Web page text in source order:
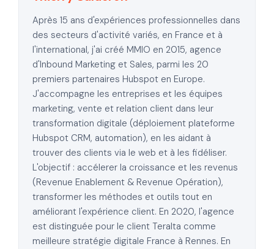
Après 15 ans d'expériences professionnelles dans
des secteurs d'activité variés, en France et à
l'international, j'ai créé MMIO en 2015, agence
d'Inbound Marketing et Sales, parmi les 20
premiers partenaires Hubspot en Europe.
J'accompagne les entreprises et les équipes
marketing, vente et relation client dans leur
transformation digitale (déploiement plateforme
Hubspot CRM, automation), en les aidant à
trouver des clients via le web et à les fidéliser.
L'objectif : accélerer la croissance et les revenus
(Revenue Enablement & Revenue Opération),
transformer les méthodes et outils tout en
améliorant l'expérience client. En 2020, l'agence
est distinguée pour le client Teralta comme
meilleure stratégie digitale France à Rennes. En